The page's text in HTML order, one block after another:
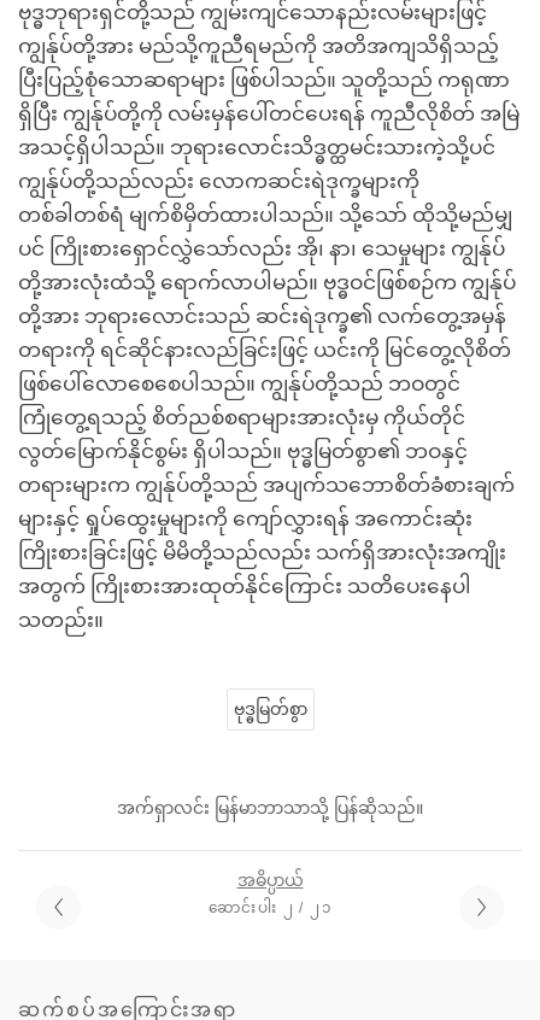
ဗုဒ္ဓဘုရားရှင်တို့သည် ကျွမ်းကျင်သောနည်းလမ်းများဖြင့်
ကျွန်ုပ်တို့အား မည်သို့ကူညီရမည်ကို အတိအကျသိရှိသည့်
ပြီးပြည့်စုံသောဆရာများ ဖြစ်ပါသည်။ သူတို့သည် ကရုဏာ
ရှိပြီး ကျွန်ုပ်တို့ကို လမ်းမှန်ပေါ်တင်ပေးရန် ကူညီလိုစိတ် အမြဲ
အသင့်ရှိပါသည်။ ဘုရားလောင်းသိဒ္ဓတ္ထမင်းသားကဲ့သို့ပင်
ကျွန်ုပ်တို့သည်လည်း လောကဆင်းရဲဒုက္ခများကို
တစ်ခါတစ်ရံ မျက်စိမှိတ်ထားပါသည်။ သို့သော် ထိုသို့မည်မျှ
ပင် ကြိုးစားရှောင်လွှဲသော်လည်း အို၊ နာ၊ သေမှုများ ကျွန်ုပ်
တို့အားလုံးထံသို့ ရောက်လာပါမည်။ ဗုဒ္ဓဝင်ဖြစ်စဉ်က ကျွန်ုပ်
တို့အား ဘုရားလောင်းသည် ဆင်းရဲဒုက္ခ၏ လက်တွေ့အမှန်
တရားကို ရင်ဆိုင်နားလည်ခြင်းဖြင့် ယင်းကို မြင်တွေ့လိုစိတ်
ဖြစ်ပေါ်လောစေစေပါသည်။ ကျွန်ုပ်တို့သည် ဘဝတွင်
ကြုံတွေ့ရသည့် စိတ်ညစ်စရာများအားလုံးမှ ကိုယ်တိုင်
လွတ်မြောက်နိုင်စွမ်း ရှိပါသည်။ ဗုဒ္ဓမြတ်စွာ၏ ဘဝနှင့်
တရားများက ကျွန်ုပ်တို့သည် အပျက်သဘောစိတ်ခံစားချက်
များနှင့် ရှုပ်ထွေးမှုများကို ကျော်လွှားရန် အကောင်းဆုံး
ကြိုးစားခြင်းဖြင့် မိမိတို့သည်လည်း သက်ရှိအားလုံးအကျိုး
အတွက် ကြိုးစားအားထုတ်နိုင်ကြောင်း သတိပေးနေပါ
သတည်း။
ဗုဒ္ဓမြတ်စွာ
အက်ရှာလင်း မြန်မာဘာသာသို့ ပြန်ဆိုသည်။
အဓိပ္ပာယ်
ဆောင်းပါး ၂ / ၂၁
ဆက်စပ်အကြောင်းအရာ